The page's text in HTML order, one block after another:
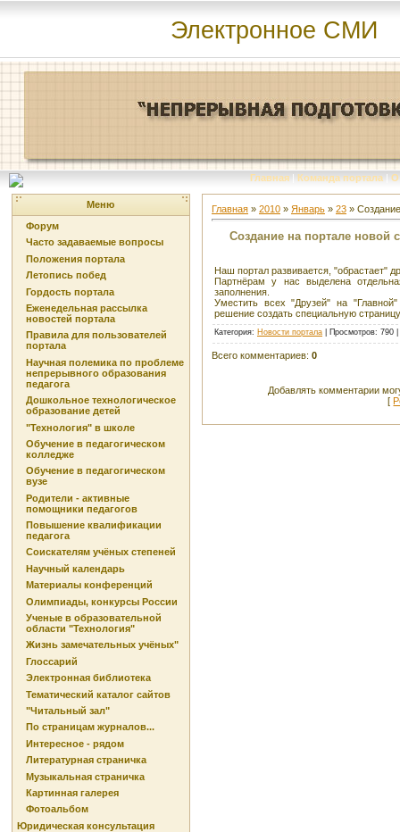
Электронное СМИ
Главная | Команда портала | О
Меню
Форум
Часто задаваемые вопросы
Положения портала
Летопись побед
Гордость портала
Еженедельная рассылка
новостей портала
Правила для пользователей
портала
Научная полемика по проблеме
непрерывного образования
педагога
Дошкольное технологическое
образование детей
"Технология" в школе
Обучение в педагогическом
колледже
Обучение в педагогическом
вузе
Родители - активные
помощники педагогов
Повышение квалификации
педагога
Соискателям учёных степеней
Научный календарь
Материалы конференций
Олимпиады, конкурсы России
Ученые в образовательной
области "Технология"
Жизнь замечательных учёных"
Глоссарий
Электронная библиотека
Тематический каталог сайтов
"Читальный зал"
По страницам журналов...
Интересное - рядом
Литературная страничка
Музыкальная страничка
Картинная галерея
Фотоальбом
Юридическая консультация
Главная » 2010 » Январь » 23 »
Создание на портале новой
Наш портал развивается, "обрастает"
Партнёрам у нас выделена
заполнения.
Уместить всех "Друзей" на
решение создать специальную
Категория: Новости портала Просмотров: 790 |
Всего комментариев: 0
Добавлять комментарии
[